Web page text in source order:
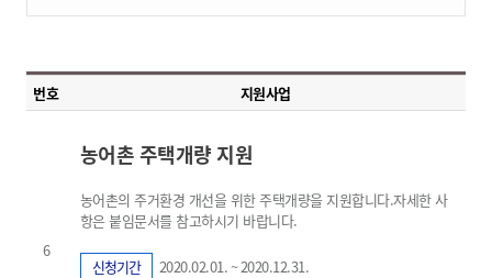
번호 지원사업
6
농어촌 주택개량 지원
농어촌의 주거환경 개선을 위한 주택개량을 지원합니다.자세한 사
항은 붙임문서를 참고하시기 바랍니다.
신청기간 2020.02.01. ~ 2020.12.31.